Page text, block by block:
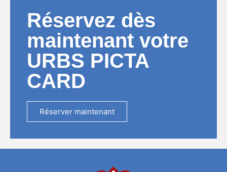
Réservez dès
maintenant votre
URBS PICTA
CARD
Réserver maintenant